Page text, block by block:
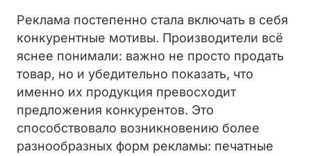
Реклама постепенно стала включать в себя
конкурентные мотивы. Производители всё
яснее понимали: важно не просто продать
товар, но и убедительно показать, что
именно их продукция превосходит
предложения конкурентов. Это
способствовало возникновению более
разнообразных форм рекламы: печатные